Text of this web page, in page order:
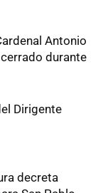
Antonio
durante
Dirigente
decreta